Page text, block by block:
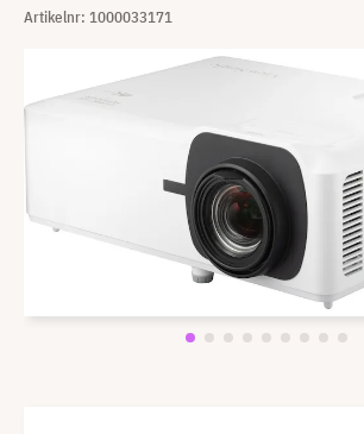
Artikelnr: 1000033171